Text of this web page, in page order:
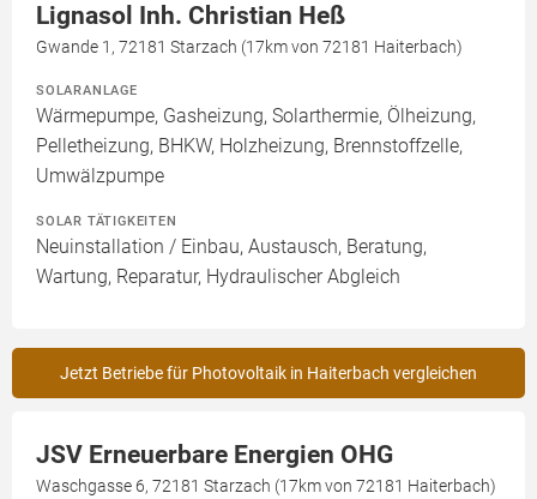
Lignasol Inh. Christian Heß
Gwande 1, 72181 Starzach (17km von 72181 Haiterbach)
SOLARANLAGE
Wärmepumpe, Gasheizung, Solarthermie, Ölheizung,
Pelletheizung, BHKW, Holzheizung, Brennstoffzelle,
Umwälzpumpe
SOLAR TÄTIGKEITEN
Neuinstallation / Einbau, Austausch, Beratung,
Wartung, Reparatur, Hydraulischer Abgleich
Jetzt Betriebe für Photovoltaik in Haiterbach vergleichen
JSV Erneuerbare Energien OHG
Waschgasse 6, 72181 Starzach (17km von 72181 Haiterbach)